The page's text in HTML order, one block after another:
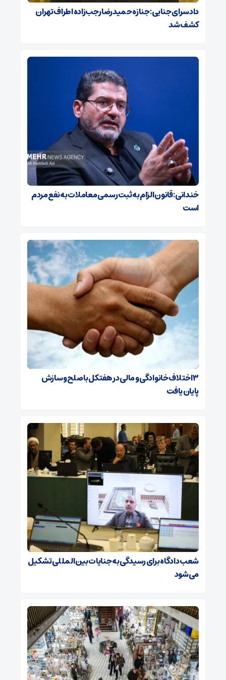
دادسرای جنایی: جنازه حمیدرضا رجب‌زاده اطراف تهران
کشف شد
خندانی: قانون الزام به ثبت رسمی معاملات به نفع مردم
است
۳ اختلاف خانوادگی و مالی در هفتکل با صلح و سازش
پایان یافت
شعب دادگاه برای رسیدگی به جنایات بین‌المللی تشکیل
می‌شود